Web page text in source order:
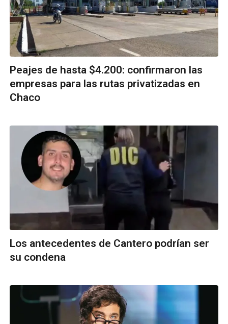
Peajes de hasta $4.200: confirmaron las
empresas para las rutas privatizadas en
Chaco
Los antecedentes de Cantero podrían ser
su condena